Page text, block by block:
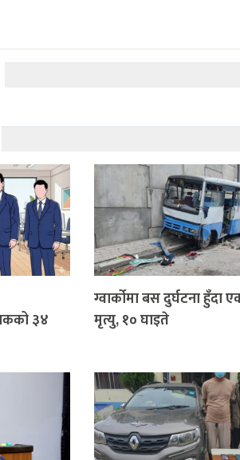
३४
ग्वार्कोमा बस दुर्घटना हुँदा
मृत्यु, १० घाइते